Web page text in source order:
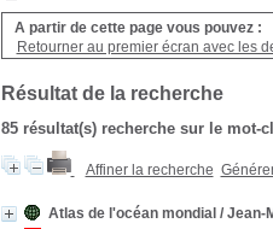
A partir de cette page vous pouvez :
Retourner au premier écran avec les
Résultat de la recherche
85 résultat(s) recherche sur le mot-
Affiner la recherche
Atlas de l'océan mondial / Jean-